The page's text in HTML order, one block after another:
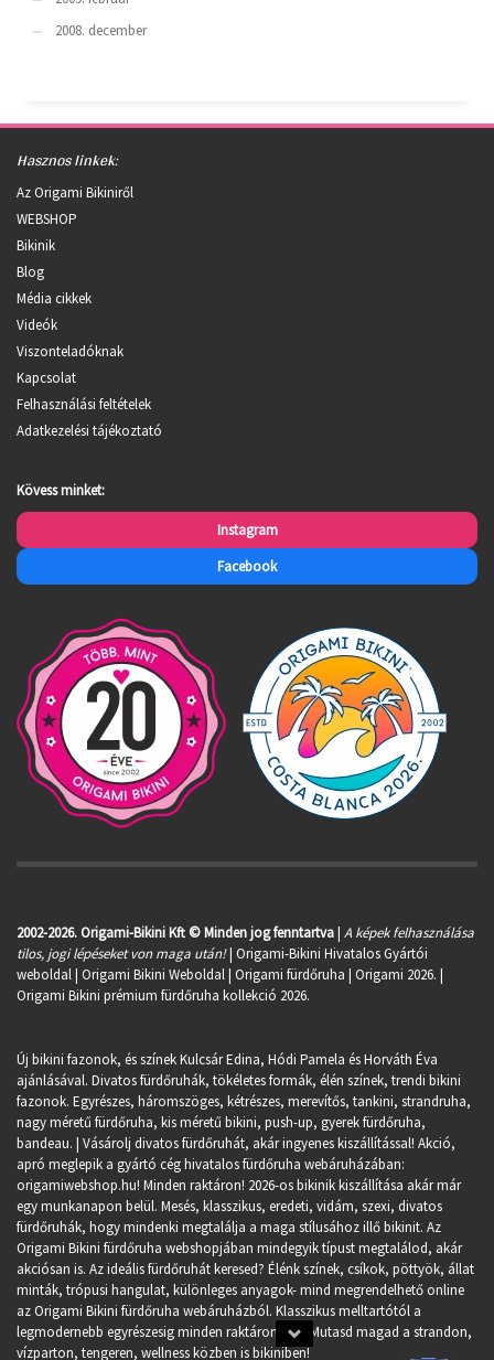
2008. december
Hasznos linkek:
Az Origami Bikiniről
WEBSHOP
Bikinik
Blog
Média cikkek
Videók
Viszonteladóknak
Kapcsolat
Felhasználási feltételek
Adatkezelési tájékoztató
Kövess minket:
Instagram
Facebook
2002-2026. Origami-Bikini Kft © Minden jog fenntartva| A képek felhasználása
tilos, jogi lépéseket von maga után!| Origami-Bikini Hivatalos Gyártói
weboldal | Origami Bikini Weboldal | Origami fürdőruha | Origami 2026. |
Origami Bikini prémium fürdőruha kollekció 2026.
Új bikini fazonok, és színek Kulcsár Edina, Hódi Pamela és Horváth Éva
ajánlásával. Divatos fürdőruhák, tökéletes formák, élén színek, trendi bikini
fazonok. Egyrészes, háromszöges, kétrészes, merevítős, tankini, strandruha,
nagy méretű fürdőruha, kis méretű bikini, push-up, gyerek fürdőruha,
bandeau. | Vásárolj divatos fürdőruhát, akár ingyenes kiszállítással! Akció,
apró meglepik a gyártó cég hivatalos fürdőruha webáruházában:
origamiwebshop.hu! Minden raktáron! 2026-os bikinik kiszállítása akár már
egy munkanapon belül. Mesés, klasszikus, eredeti, vidám, szexi, divatos
fürdőruhák, hogy mindenki megtalálja a maga stílusához illő bikinit. Az
Origami Bikini fürdőruha webshopjában mindegyik típust megtalálod, akár
akciósan is. Az ideális fürdőruhát keresed? Élénk színek, csíkok, pöttyök, állat
minták, trópusi hangulat, különleges anyagok- mind megrendelhető online
az Origami Bikini fürdőruha webáruházból. Klasszikus melltartótól a
legmodernebb egyrészesig minden raktáron van. Mutasd magad a strandon,
vízparton, tengeren, wellness közben is bikiniben!